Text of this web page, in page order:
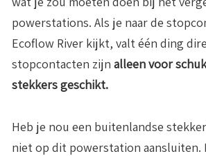
powerstations. Als je naar de
Ecoflow River kijkt, valt één ding
stopcontacten zijn alleen voor
stekkers geschikt.
Heb je nou een buitenlandse
niet op dit powerstation aansluiten.